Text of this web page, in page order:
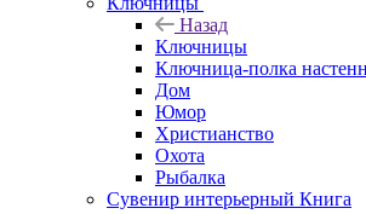
Назад
Ключницы
Ключница-полка
Дом
Юмор
Христианство
Охота
Рыбалка
Сувенир интерьерный Книга